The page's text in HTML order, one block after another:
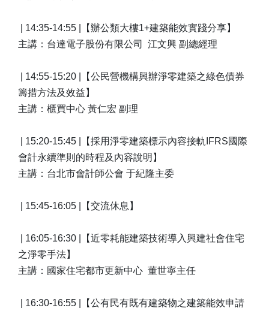
| 14:35-14:55 |【辦公類大樓1+建築能效實踐分享】
主講：台達電子股份有限公司 江文興 副總經理
| 14:55-15:20 |【公民營機構興辦淨零建築之綠色債券
籌措方法及效益】
主講：櫃買中心 黃仁宏 副理
| 15:20-15:45 |【採用淨零建築標示內容接軌IFRS國際
會計永續準則的時程及內容說明】
主講：台北市會計師公會 于紀隆主委
| 15:45-16:05 |【交流休息】
| 16:05-16:30 |【近零耗能建築技術導入興建社會住宅
之淨零手法】
主講：國家住宅都市更新中心 董世寧主任
| 16:30-16:55 |【公有民有既有建築物之建築能效申請